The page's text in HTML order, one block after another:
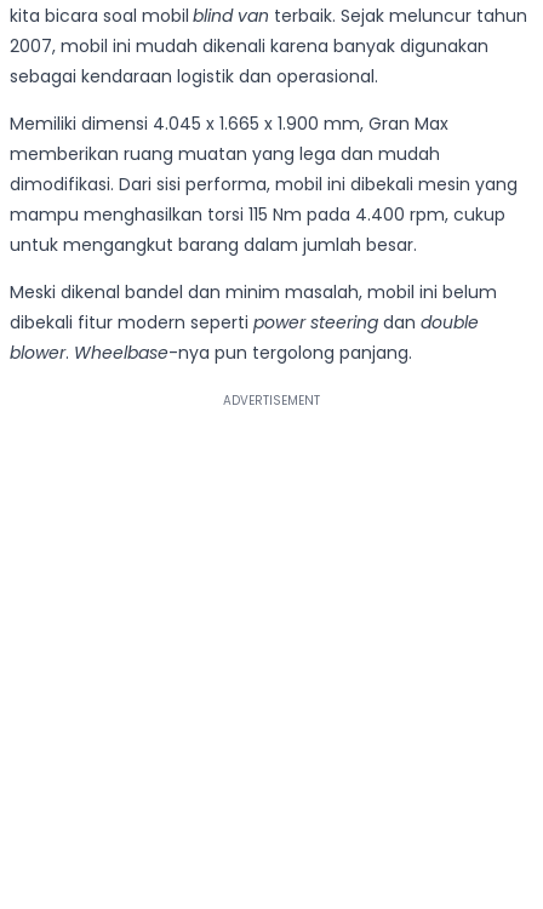
kita bicara soal mobil blind van terbaik. Sejak meluncur tahun
2007, mobil ini mudah dikenali karena banyak digunakan
sebagai kendaraan logistik dan operasional.
Memiliki dimensi 4.045 x 1.665 x 1.900 mm, Gran Max
memberikan ruang muatan yang lega dan mudah
dimodifikasi. Dari sisi performa, mobil ini dibekali mesin yang
mampu menghasilkan torsi 115 Nm pada 4.400 rpm, cukup
untuk mengangkut barang dalam jumlah besar.
Meski dikenal bandel dan minim masalah, mobil ini belum
dibekali fitur modern seperti power steering dan double
blower. Wheelbase-nya pun tergolong panjang.